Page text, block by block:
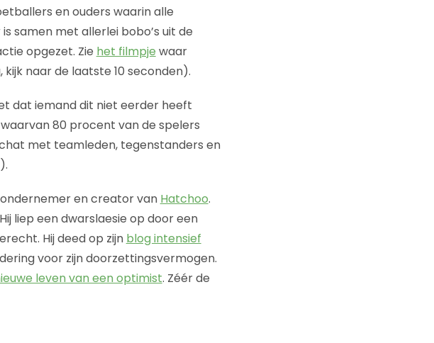
en ouders waarin alle
samen met allerlei bobo’s uit de
opgezet. Zie het filmpje waar
naar de laatste 10 seconden).
dat iemand dit niet eerder heeft
80 procent van de spelers
met teamleden, tegenstanders en
en creator van Hatchoo.
liep een dwarslaesie op door een
Hij deed op zijn blog intensief
voor zijn doorzettingsvermogen.
leven van een optimist. Zéér de